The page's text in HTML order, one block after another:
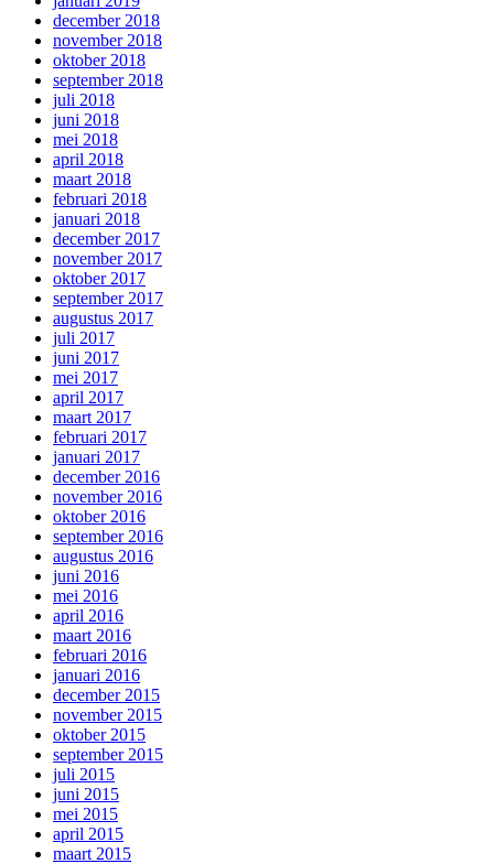
december 2018
november 2018
oktober 2018
september 2018
juli 2018
juni 2018
mei 2018
april 2018
maart 2018
februari 2018
januari 2018
december 2017
november 2017
oktober 2017
september 2017
augustus 2017
juli 2017
juni 2017
mei 2017
april 2017
maart 2017
februari 2017
januari 2017
december 2016
november 2016
oktober 2016
september 2016
augustus 2016
juni 2016
mei 2016
april 2016
maart 2016
februari 2016
januari 2016
december 2015
november 2015
oktober 2015
september 2015
juli 2015
juni 2015
mei 2015
april 2015
maart 2015